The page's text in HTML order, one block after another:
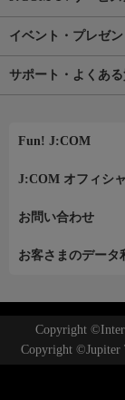
イベント・プレゼン
サポート・よくある
Fun! J:COM
J:COM オフィシ
お問い合わせ
お客さまのデータ
Copyright
Copyright ©Jupiter